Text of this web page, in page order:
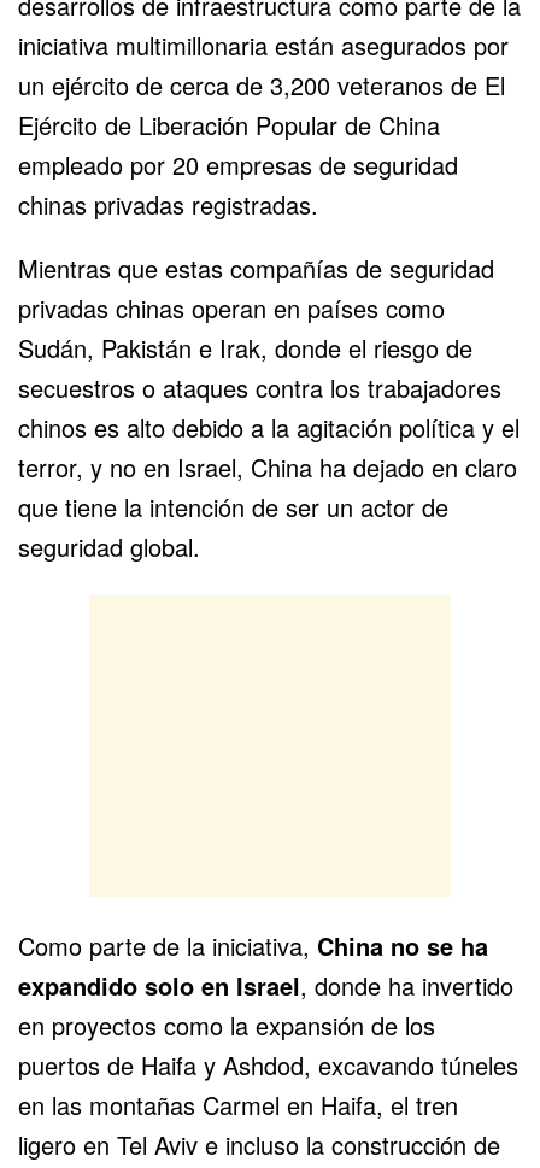
iniciativa multimillonaria están asegurados por
un ejército de cerca de 3,200 veteranos de El
Ejército de Liberación Popular de China
empleado por 20 empresas de seguridad
chinas privadas registradas.
Mientras que estas compañías de seguridad
privadas chinas operan en países como
Sudán, Pakistán e Irak, donde el riesgo de
secuestros o ataques contra los trabajadores
chinos es alto debido a la agitación política y el
terror, y no en Israel, China ha dejado en claro
que tiene la intención de ser un actor de
seguridad global.
Como parte de la iniciativa, China no se ha
expandido solo en Israel, donde ha invertido
en proyectos como la expansión de los
puertos de Haifa y Ashdod, excavando túneles
en las montañas Carmel en Haifa, el tren
ligero en Tel Aviv e incluso la construcción de